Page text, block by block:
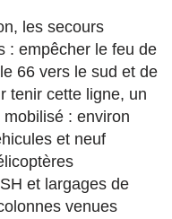
les secours
: empêcher le feu de
66 vers le sud et de
tenir cette ligne, un
: environ
et neuf
et largages de
venues